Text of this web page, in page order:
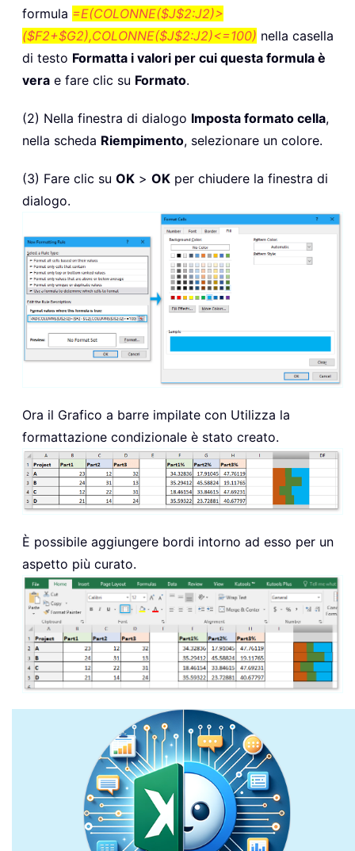
formula =E(COLONNE($J$2:J2)>
($F2+$G2),COLONNE($J$2:J2)<=100) nella casella
di testo Formatta i valori per cui questa formula è
vera e fare clic su Formato.
(2) Nella finestra di dialogo Imposta formato cella,
nella scheda Riempimento, selezionare un colore.
(3) Fare clic su OK > OK per chiudere la finestra di
dialogo.
Ora il Grafico a barre impilate con Utilizza la
formattazione condizionale è stato creato.
È possibile aggiungere bordi intorno ad esso per un
aspetto più curato.